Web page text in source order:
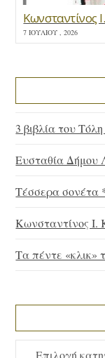
Κωνσταντίνος
7 ΙΟΥΛΊΟΥ , 2026
3 βιβλία του
Ευσταθία
Τέσσερα σονέτα
Κωνσταντίνος Ι.
Τα πέντε «κλικ»
ΚΑΤΗΓΟΡΙΕΣ